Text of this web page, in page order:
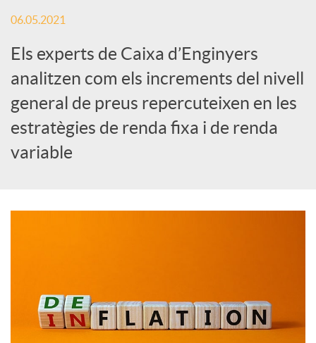
x
e
s
S
06.05.2021
Els experts de Caixa d’Enginyers
analitzen com els increments del nivell
general de preus repercuteixen en les
estratègies de renda fixa i de renda
variable